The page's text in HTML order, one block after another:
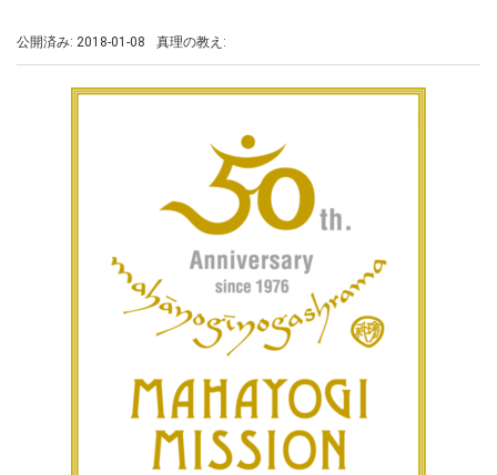
公開済み: 2018-01-08 真理の教え: